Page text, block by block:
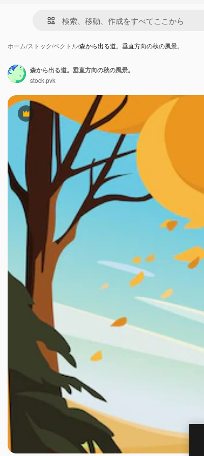
ホーム/ストック/ベクトル/森から出る道。垂直方向の秋の風景。
Premium
森から出る道。垂直方向の秋の風景。
stock.pvk